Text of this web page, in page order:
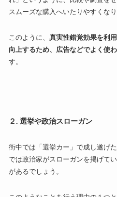
スムーズな購入へいたりやすくなり
このように、 真実性錯覚効果を利
向上するため、広告などでよく使
す。
２. 選挙や政治スローガン
街中では「選挙カー」で成し遂げ
では政治家がスローガンを掲げて
があるでしょう。